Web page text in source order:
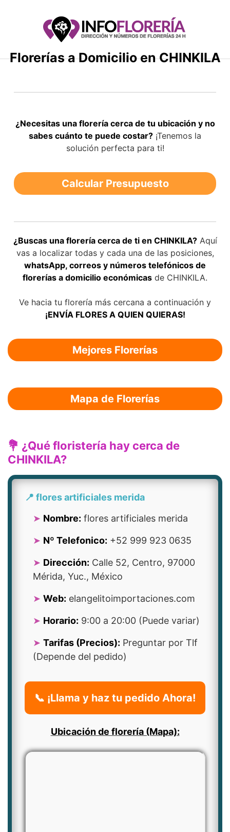
Florerías a Domicilio en CHINKILA
¿Necesitas una florería cerca de tu ubicación y no
sabes cuánto te puede costar? ¡Tenemos la
solución perfecta para ti!
Calcular Presupuesto
¿Buscas una florería cerca de ti en CHINKILA?Aquí
vas a localizar todas y cada una de las posiciones,
whatsApp, correos y números telefónicos de
florerías a domicilio económicas de CHINKILA.
Ve hacia tu florería más cercana a continuación y
¡ENVÍA FLORES A QUIEN QUIERAS!
Mejores Florerías
Mapa de Florerías
💐 ¿Qué floristería hay cerca de
CHINKILA?
📍 flores artificiales merida
Nombre: flores artificiales merida
Nº Telefonico: +52 999 923 0635
Dirección: Calle 52, Centro, 97000
Mérida, Yuc., México
Web: elangelitoimportaciones.com
Horario: 9:00 a 20:00 (Puede variar)
Tarifas (Precios): Preguntar por Tlf
(Depende del pedido)
📞 ¡Llama y haz tu pedido Ahora!
Ubicación de florería (Mapa):